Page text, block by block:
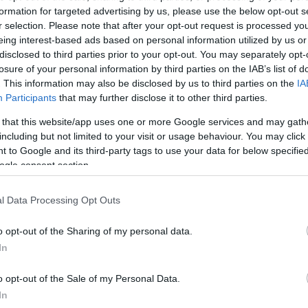
for targeted advertising by us, please use the below opt-out
selection. Please note that after your opt-out request is processed
interest-based ads based on personal information utilized by us
to third parties prior to your opt-out. You may separately
of your personal information by third parties on the IAB’s list of
This information may also be disclosed by us to third parties on the
Participants that may further disclose it to other third parties.
that this website/app uses one or more Google services and may
but not limited to your visit or usage behaviour. You may
to Google and its third-party tags to use your data for below
consent section.
Data Processing Opt Outs
opt-out of the Sharing of my personal data.
opt-out of the Sale of my Personal Data.
ισχυρίστηκε πως δεν γνώριζε τίποτα για την
τα ίχνη της οποίας είχαν χαθεί από την
το creta24 όταν συνάντησε τον αδελφό της στο
χαιρέτησε ψυχρά και υποστήριξε πως είχε μήνες
ΔΙΑΦΗΜΙΣΗ